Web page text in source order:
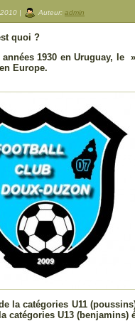
| Auteur: admin
quoi ?
années 1930 en Uruguay,
Europe.
la catégories U11
catégories U13 (benjamins)